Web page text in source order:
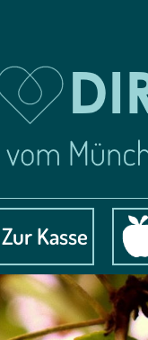
Zur Kasse